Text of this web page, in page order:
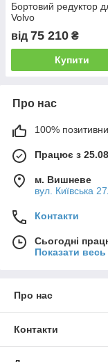
Бортовий редуктор
Volvo
від 75 210 ₴
Купити
Про нас
100%
Працює з
м. Вишневе
вул. Київська
Контакти
Сьогодні
Показати
Про нас
Контакти